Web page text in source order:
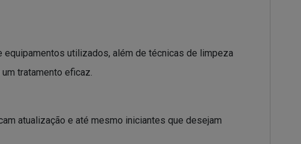
utilizados, além de técnicas de limpeza
tratamento eficaz.
atualização e até mesmo iniciantes que desejam